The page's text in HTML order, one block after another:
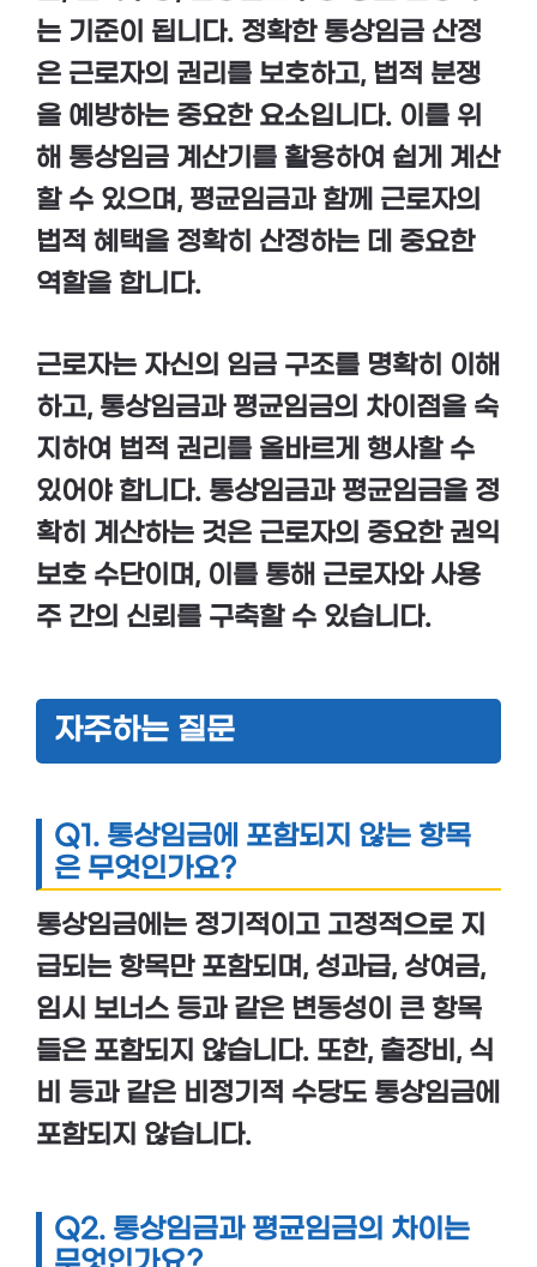
는 기준이 됩니다. 정확한 통상임금 산정
은 근로자의 권리를 보호하고, 법적 분쟁
을 예방하는 중요한 요소입니다. 이를 위
해 통상임금 계산기 를 활용하여 쉽게 계산
할 수 있으며, 평균임금과 함께 근로자의
법적 혜택을 정확히 산정하는 데 중요한
역할을 합니다.
근로자는 자신의 임금 구조를 명확히 이해
하고, 통상임금과 평균임금의 차이점을 숙
지하여 법적 권리를 올바르게 행사할 수
있어야 합니다. 통상임금과 평균임금을 정
확히 계산하는 것은 근로자의 중요한 권익
보호 수단이며, 이를 통해 근로자와 사용
주 간의 신뢰를 구축할 수 있습니다.
자주하는 질문
Q1. 통상임금에 포함되지 않는 항목
은 무엇인가요?
통상임금에는 정기적 이고 고정적으로 지
급되는 항목만 포함되며, 성과급, 상여금,
임시 보너스 등과 같은 변동성이 큰 항목
들은 포함되지 않습니다. 또한, 출장비 , 식
비
등과 같은 비정기적 수당도 통상임금에
포함되지 않습니다.
Q2. 통상임금과 평균임금의 차이는